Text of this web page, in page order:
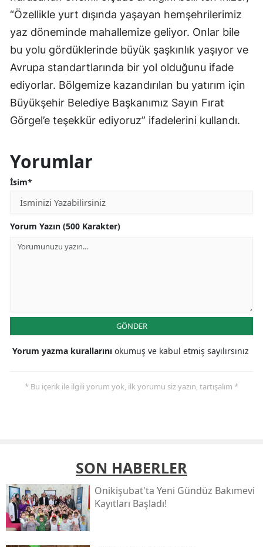
“Özellikle yurt dışında yaşayan hemşehrilerimiz
yaz döneminde mahallemize geliyor. Onlar bile
bu yolu gördüklerinde büyük şaşkınlık yaşıyor ve
Avrupa standartlarında bir yol olduğunu ifade
ediyorlar. Bölgemize kazandırılan bu yatırım için
Büyükşehir Belediye Başkanımız Sayın Fırat
Görgel’e teşekkür ediyoruz” ifadelerini kullandı.
Yorumlar
İsim*
Yorum Yazın (500 Karakter)
GÖNDER
Yorum yazma kurallarını okumuş ve kabul etmiş sayılırsınız
* Bu içerik ile ilgili yorum yok, ilk yorumu siz yazın, tartışalım *
SON HABERLER
Onikişubat'ta Yeni Gündüz Bakımevi
Kayıtları Başladı!